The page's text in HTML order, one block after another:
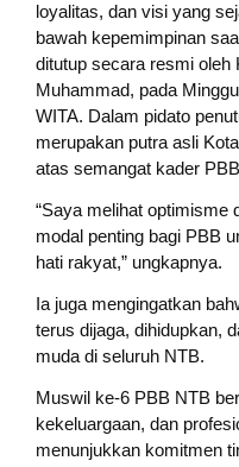
loyalitas, dan visi yang
bawah kepemimpinan
ditutup secara resmi oleh
Muhammad, pada
WITA. Dalam pidato
merupakan putra asli
atas semangat kader
“Saya melihat optimisme
modal penting bagi PBB
hati rakyat,” ungkapnya.
Ia juga mengingatkan
terus dijaga, dihidupkan,
muda di seluruh NTB.
Muswil ke-6 PBB NTB
kekeluargaan, dan
menunjukkan komitmen